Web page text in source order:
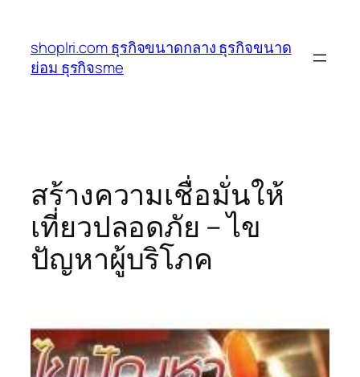
เนื้อหา
shoplri.com ธุรกิจขนาดกลาง ธุรกิจขนาด
ย่อม ธุรกิจsme
สร้างความเชื่อมั่นให้
เที่ยวปลอดภัย – ไข
ปัญหาผู้บริโภค